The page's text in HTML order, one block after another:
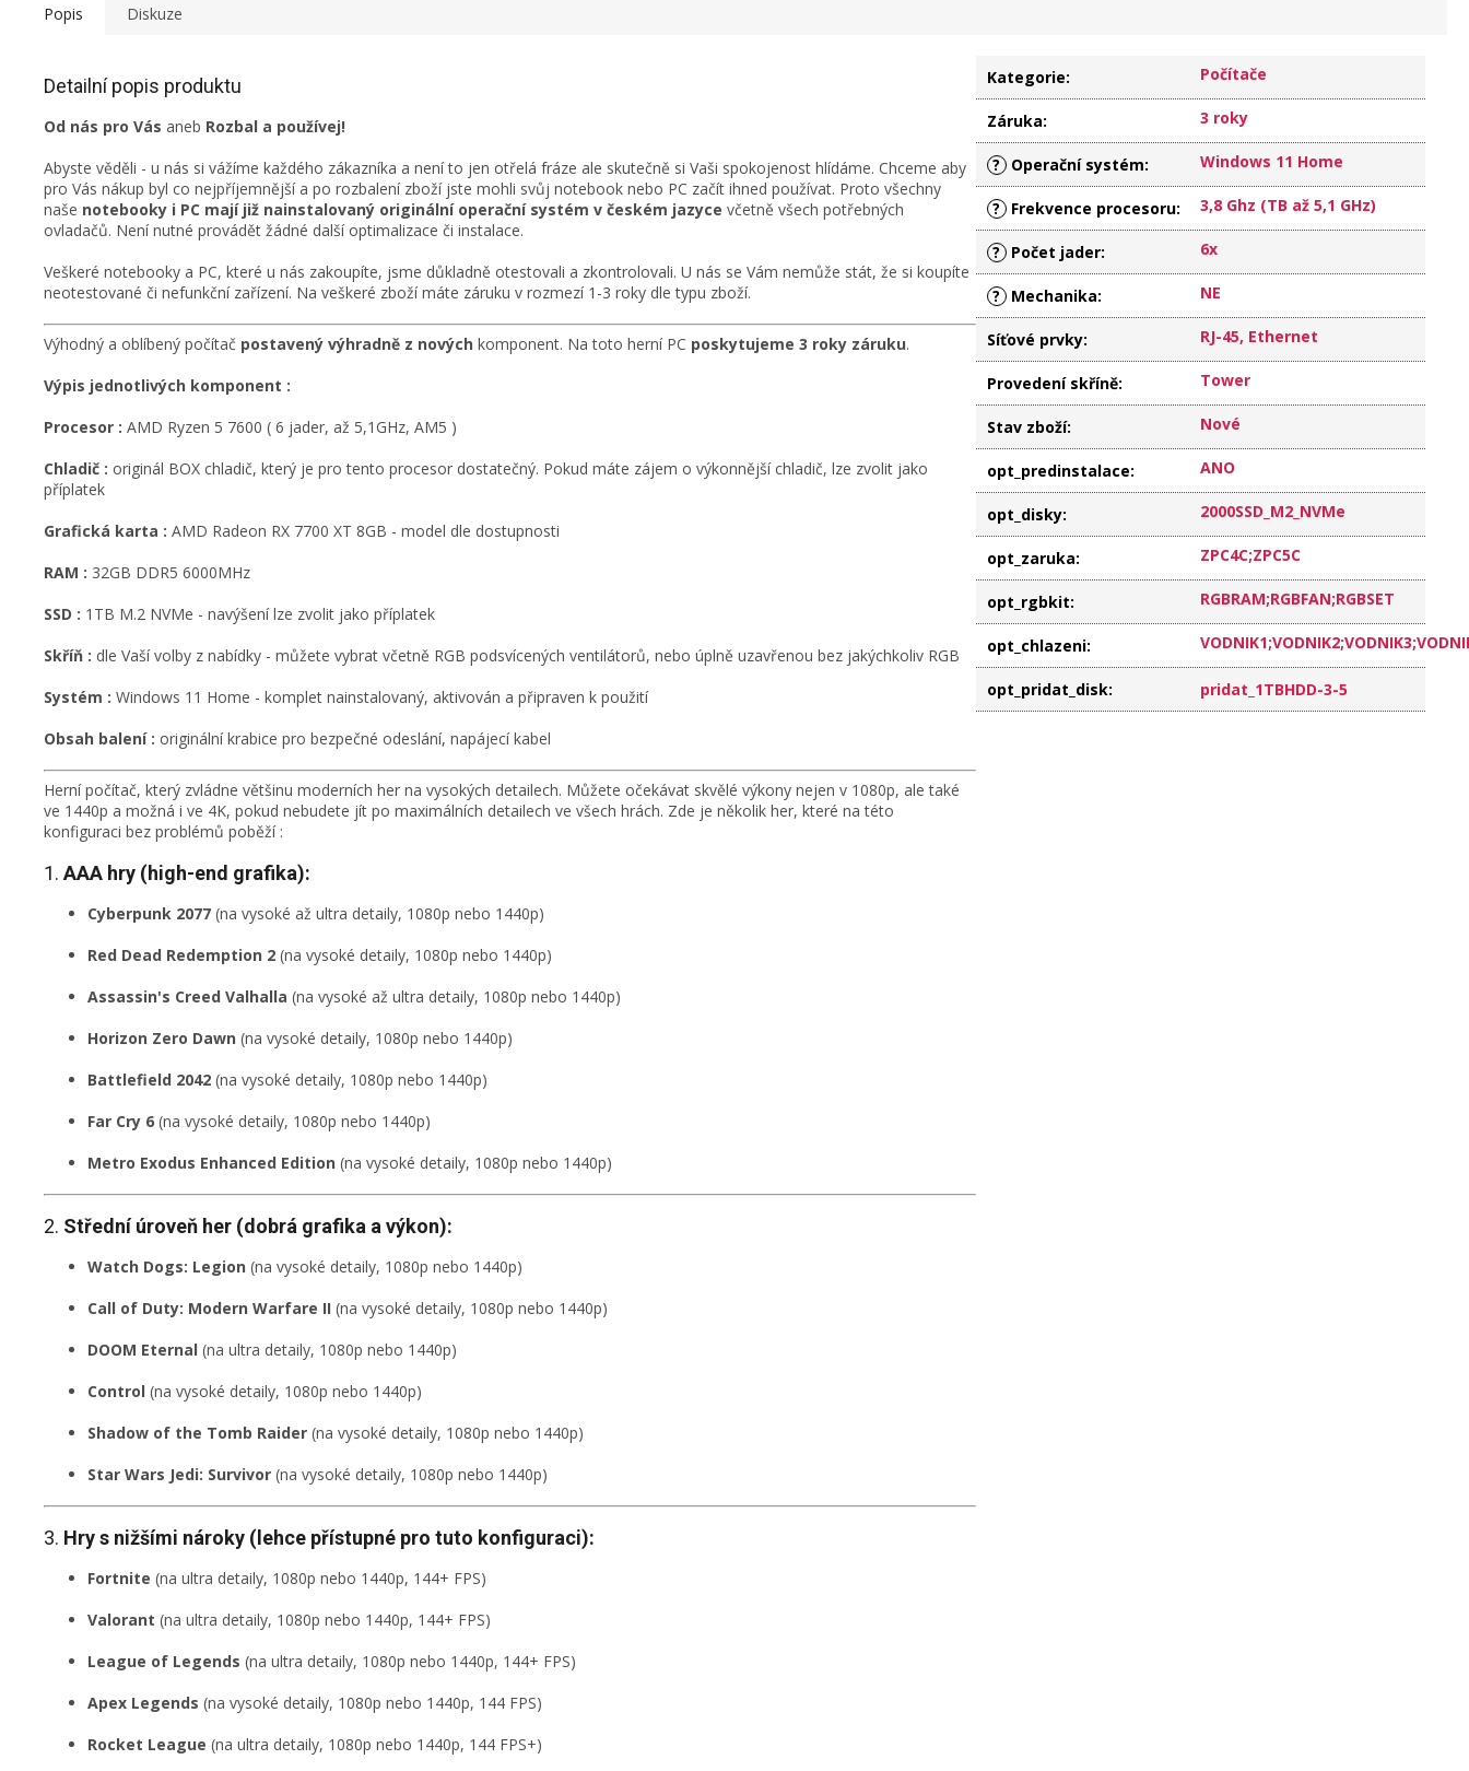
Popis Diskuze
Detailní popis produktu
Od nás pro Vás aneb Rozbal a používej!
Abyste věděli - u nás si vážíme každého zákazníka a není to jen otřelá fráze ale skutečně si Vaši spokojenost hlídáme. Chceme aby
pro Vás nákup byl co nejpříjemnější a po rozbalení zboží jste mohli svůj notebook nebo PC začít ihned používat. Proto všechny
naše notebooky i PC mají již nainstalovaný originální operační systém v českém jazyce včetně všech potřebných
ovladačů. Není nutné provádět žádné další optimalizace či instalace.
Veškeré notebooky a PC, které u nás zakoupíte, jsme důkladně otestovali a zkontrolovali. U nás se Vám nemůže stát, že si koupíte
neotestované či nefunkční zařízení. Na veškeré zboží máte záruku v rozmezí 1-3 roky dle typu zboží.
Výhodný a oblíbený počítač postavený výhradně z nových komponent. Na toto herní PC poskytujeme 3 roky záruku.
Výpis jednotlivých komponent :
Procesor : AMD Ryzen 5 7600 ( 6 jader, až 5,1GHz, AM5 )
Chladič : originál BOX chladič, který je pro tento procesor dostatečný. Pokud máte zájem o výkonnější chladič, lze zvolit jako
příplatek
Grafická karta : AMD Radeon RX 7700 XT 8GB - model dle dostupnosti
RAM : 32GB DDR5 6000MHz
SSD : 1TB M.2 NVMe - navýšení lze zvolit jako příplatek
Skříň : dle Vaší volby z nabídky - můžete vybrat včetně RGB podsvícených ventilátorů, nebo úplně uzavřenou bez jakýchkoliv RGB
Systém : Windows 11 Home - komplet nainstalovaný, aktivován a připraven k použití
Obsah balení : originální krabice pro bezpečné odeslání, napájecí kabel
Herní počítač, který zvládne většinu moderních her na vysokých detailech. Můžete očekávat skvělé výkony nejen v 1080p, ale také
ve 1440p a možná i ve 4K, pokud nebudete jít po maximálních detailech ve všech hrách. Zde je několik her, které na této
konfiguraci bez problémů poběží :
1. AAA hry (high-end grafika):
Cyberpunk 2077 (na vysoké až ultra detaily, 1080p nebo 1440p)
Red Dead Redemption 2 (na vysoké detaily, 1080p nebo 1440p)
Assassin's Creed Valhalla (na vysoké až ultra detaily, 1080p nebo 1440p)
Horizon Zero Dawn (na vysoké detaily, 1080p nebo 1440p)
Battlefield 2042 (na vysoké detaily, 1080p nebo 1440p)
Far Cry 6 (na vysoké detaily, 1080p nebo 1440p)
Metro Exodus Enhanced Edition (na vysoké detaily, 1080p nebo 1440p)
2. Střední úroveň her (dobrá grafika a výkon):
Watch Dogs: Legion (na vysoké detaily, 1080p nebo 1440p)
Call of Duty: Modern Warfare II (na vysoké detaily, 1080p nebo 1440p)
DOOM Eternal (na ultra detaily, 1080p nebo 1440p)
Control (na vysoké detaily, 1080p nebo 1440p)
Shadow of the Tomb Raider (na vysoké detaily, 1080p nebo 1440p)
Star Wars Jedi: Survivor (na vysoké detaily, 1080p nebo 1440p)
3. Hry s nižšími nároky (lehce přístupné pro tuto konfiguraci):
Fortnite (na ultra detaily, 1080p nebo 1440p, 144+ FPS)
Valorant (na ultra detaily, 1080p nebo 1440p, 144+ FPS)
League of Legends (na ultra detaily, 1080p nebo 1440p, 144+ FPS)
Apex Legends (na vysoké detaily, 1080p nebo 1440p, 144 FPS)
Rocket League (na ultra detaily, 1080p nebo 1440p, 144 FPS+)
Kategorie: Počítače
Záruka: 3 roky
? Operační systém: Windows 11 Home
? Frekvence procesoru: 3,8 Ghz (TB až 5,1 GHz)
? Počet jader: 6x
? Mechanika: NE
Síťové prvky: RJ-45, Ethernet
Provedení skříně: Tower
Stav zboží: Nové
opt_predinstalace: ANO
opt_disky: 2000SSD_M2_NVMe
opt_zaruka: ZPC4C;ZPC5C
opt_rgbkit: RGBRAM;RGBFAN;RGBSET
opt_chlazeni:
opt_pridat_disk: pridat_1TBHDD-3-5